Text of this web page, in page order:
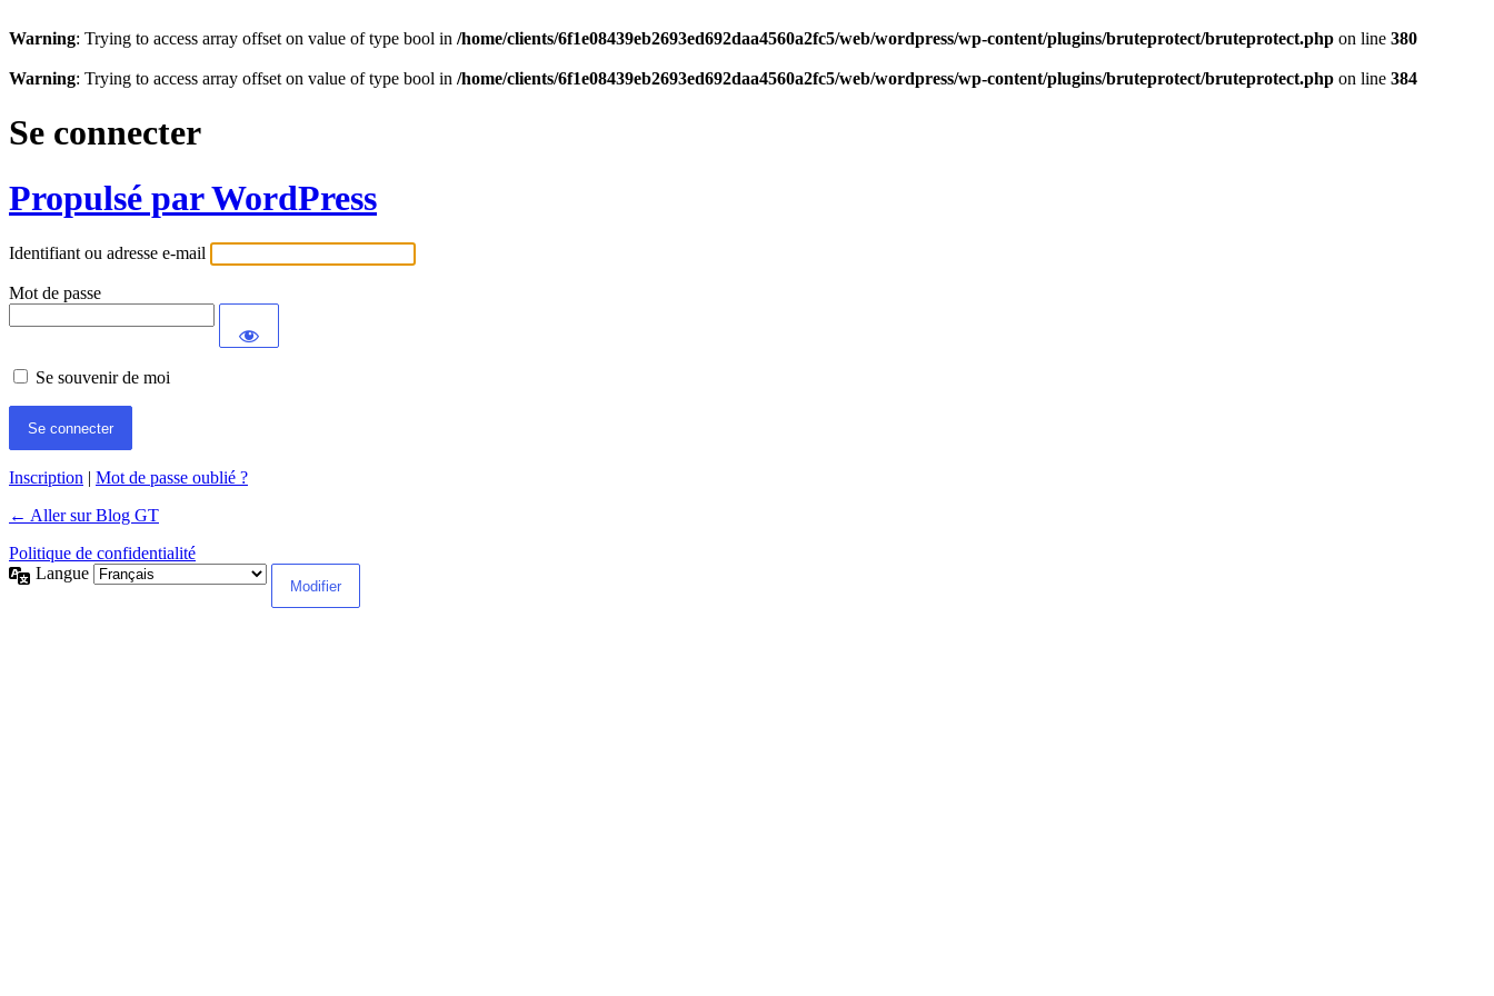
Warning: Trying to access array offset on value of type bool in /home/clients/6f1e08439eb2693ed692daa4560a2fc5/web/wordpress/wp-content/plugins/bruteprotect/bruteprotect.php on line 380
Warning: Trying to access array offset on value of type bool in /home/clients/6f1e08439eb2693ed692daa4560a2fc5/web/wordpress/wp-content/plugins/bruteprotect/bruteprotect.php on line 384
Se connecter
Propulsé par WordPress
Identifiant ou adresse e-mail
Mot de passe
Se souvenir de moi
Inscription | Mot de passe oublié ?
← Aller sur Blog GT
Politique de confidentialité
Langue